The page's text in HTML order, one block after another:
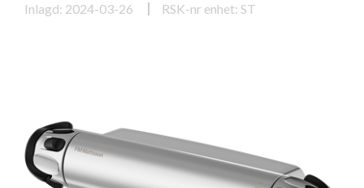
Inlagd: 2024-03-26 RSK-nr enhet: ST